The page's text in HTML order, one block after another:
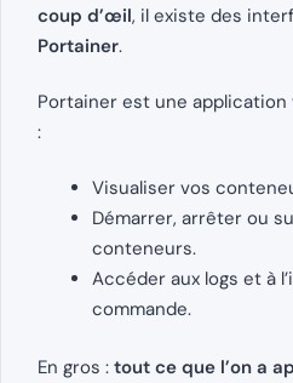
coup d’œil, il existe des
Portainer.
Portainer est une
:
Visualiser vos
Démarrer, arrêter ou
conteneurs.
Accéder aux logs et à
commande.
En gros : tout ce que l’on a